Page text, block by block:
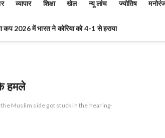
व्यापार शिक्षा खेल न्यू लांच ज्योतिष
2026 में भारत ने कोरिया को 4-1 से हराया
हमले
Muslim side got stuck in the hearing-